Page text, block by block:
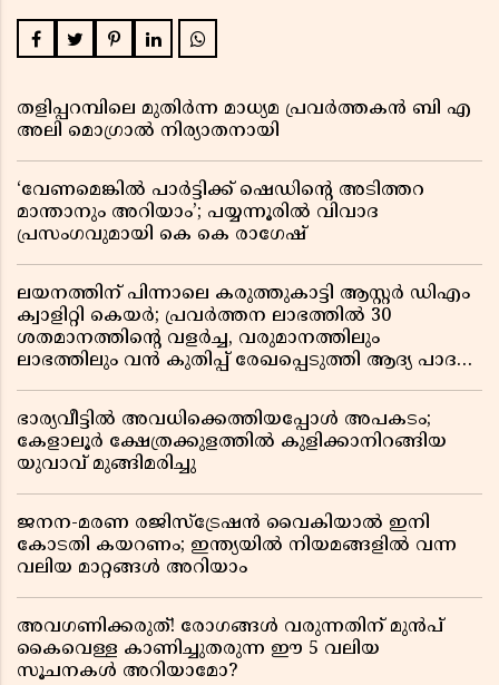
തളിപ്പറമ്പിലെ മുതിർന്ന മാധ്യമ പ്രവർത്തകൻ ബി എ
അലി മൊഗ്രാൽ നിര്യാതനായി
‘വേണമെങ്കിൽ പാർട്ടിക്ക് ഷെഡിൻ്റെ അടിത്തറ
മാന്താനും അറിയാം’; പയ്യന്നൂരിൽ വിവാദ
പ്രസംഗവുമായി കെ കെ രാഗേഷ്
ലയനത്തിന് പിന്നാലെ കരുത്തുകാട്ടി ആസ്റ്റർ ഡിഎം
ക്വാളിറ്റി കെയർ; പ്രവർത്തന ലാഭത്തിൽ 30
ശതമാനത്തിൻ്റെ വളർച്ച, വരുമാനത്തിലും
ലാഭത്തിലും വൻ കുതിപ്പ് രേഖപ്പെടുത്തി ആദ്യ പാദ
ഭാര്യവീട്ടിൽ അവധിക്കെത്തിയപ്പോൾ അപകടം;
കേളാലൂർ ക്ഷേത്രക്കുളത്തിൽ കുളിക്കാനിറങ്ങിയ
യുവാവ് മുങ്ങിമരിച്ചു
ജനന-മരണ രജിസ്ട്രേഷൻ വൈകിയാൽ ഇനി
കോടതി കയറണം; ഇന്ത്യയിൽ നിയമങ്ങളിൽ വന്ന
വലിയ മാറ്റങ്ങൾ അറിയാം
അവഗണിക്കരുത്! രോഗങ്ങൾ വരുന്നതിന് മുൻപ്
കൈവെള്ള കാണിച്ചുതരുന്ന ഈ 5 വലിയ
സൂചനകൾ അറിയാമോ?